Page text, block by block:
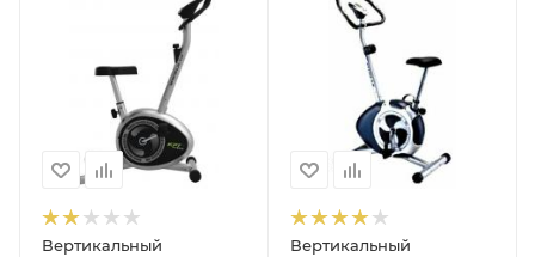
Вертикальный
Вертикальный